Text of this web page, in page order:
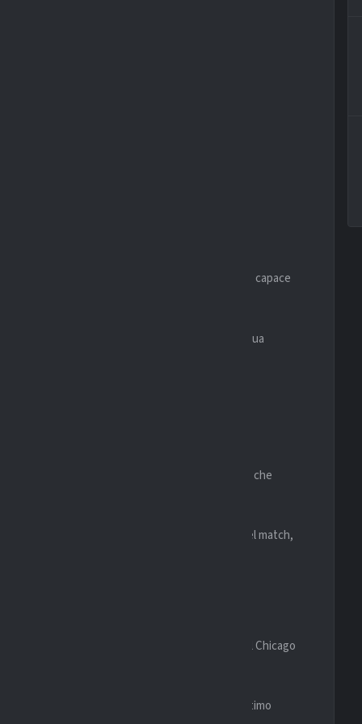
rappresenta il principale riferimento creativo, capace
il punto di riferimento in area di rigore, grazie alla sua
dove mantiene maggiore intensità e fiducia.
possono essere fredde e ventose, elemento che
risultare decisiva nella seconda metà del match,
le squadre capaci di creare occasioni. Il Chicago
maggiore aggressività.
contropiede e rendere il match aperto fino all’ultimo